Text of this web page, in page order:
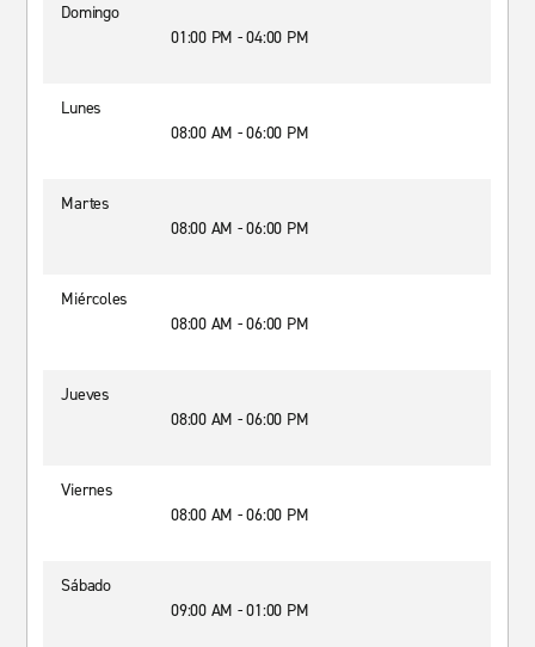
Domingo
01:00 PM - 04:00 PM
Lunes
08:00 AM - 06:00 PM
Martes
08:00 AM - 06:00 PM
Miércoles
08:00 AM - 06:00 PM
Jueves
08:00 AM - 06:00 PM
Viernes
08:00 AM - 06:00 PM
Sábado
09:00 AM - 01:00 PM